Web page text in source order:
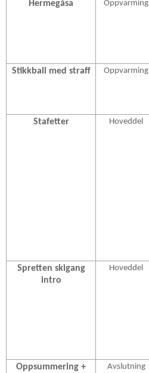
Hermegåsa Oppvarming
Stikkball med straff Oppvarming
Stafetter Hoveddel
Spretten skigang
intro
Hoveddel
Oppsummering +
Avslutning